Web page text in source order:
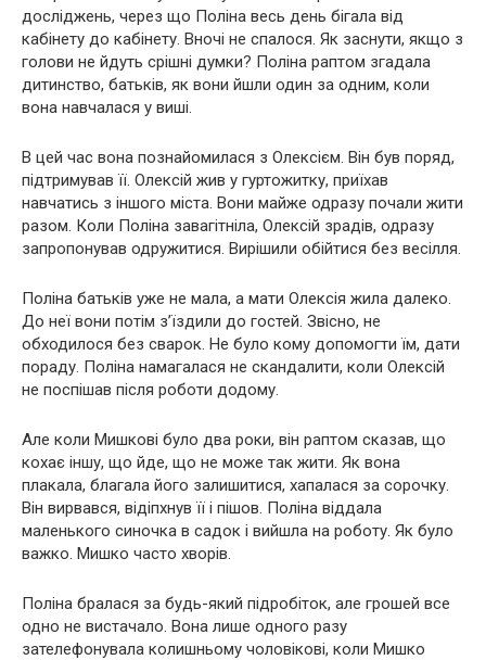
досліджень, через що Поліна весь день бігала від
кабінету до кабінету. Вночі не спалося. Як заснути, якщо з
голови не йдуть срішні думки? Поліна раптом згадала
дитинство, батьків, як вони йшли один за одним, коли
вона навчалася у виші.
В цей час вона познайомилася з Олексієм. Він був поряд,
підтримував її. Олексій жив у гуртожитку, приїхав
навчатись з іншого міста. Вони майже одразу почали жити
разом. Коли Поліна завагітніла, Олексій зрадів, одразу
запропонував одружитися. Вирішили обійтися без весілля.
Поліна батьків уже не мала, а мати Олексія жила далеко.
До неї вони потім з’їздили до гостей. Звісно, ​​не
обходилося без сварок. Не було кому допомогти їм, дати
пораду. Поліна намагалася не скандалити, коли Олексій
не поспішав після роботи додому.
Але коли Мишкові було два роки, він раптом сказав, що
кохає іншу, що йде, що не може так жити. Як вона
плакала, благала його залишитися, хапалася за сорочку.
Він вирвався, відіпхнув її і пішов. Поліна віддала
маленького синочка в садок і вийшла на роботу. Як було
важко. Мишко часто хворів.
Поліна бралася за будь-який підробіток, але грошей все
одно не вистачало. Вона лише одного разу
зателефонувала колишньому чоловікові, коли Мишко